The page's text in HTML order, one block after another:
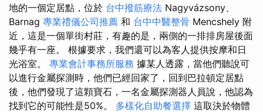
地的一個定居點，位於 台中撥筋療法 Nagyvázsony、
Barnag 專業禮儀公司推薦 和 台中中醫整骨 Mencshely 附
近，這是一個單街村莊，有趣的是，兩側的一排排房屋後面
幾乎有一座。 根據要求，我們還可以為客人提供按摩和日
光浴室。 專業會計事務所服務 據某人透露，當他們聽說可
以進行金屬探測時，他們已經回家了，回到巴拉頓定居點
後，他們發現了這顆寶石，一名金屬探測器人員說，他認為
找到它的可能性是50%。 多樣化自助餐選擇 這取決於物體